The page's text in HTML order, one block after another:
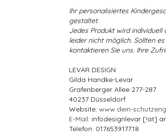
Ihr personalisiertes
gestaltet.
Jedes Produkt wird
leider nicht möglich. Sollten
kontaktieren Sie uns. Ihre
LEVAR DESIGN
Gilda Handke-Levar
Grafenberger Allee 277-287
40237 Düsseldorf
Website: www.dein-
E-Mail: infodesignlevar [!at]
Telefon: 017653917718